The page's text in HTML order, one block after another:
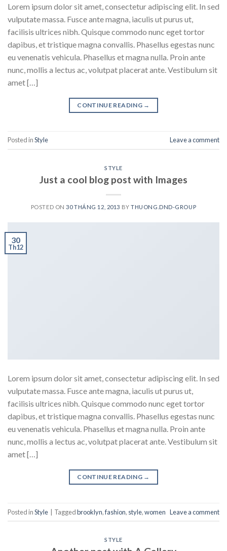
Lorem ipsum dolor sit amet, consectetur adipiscing elit. In sed
vulputate massa. Fusce ante magna, iaculis ut purus ut,
facilisis ultrices nibh. Quisque commodo nunc eget tortor
dapibus, et tristique magna convallis. Phasellus egestas nunc
eu venenatis vehicula. Phasellus et magna nulla. Proin ante
nunc, mollis a lectus ac, volutpat placerat ante. Vestibulum sit
amet […]
CONTINUE READING →
Posted inStyle Leave a comment
STYLE
Just a cool blog post with Images
POSTED ON30 THÁNG 12, 2013 BYTHUONG.DND-GROUP
30
Th12
Lorem ipsum dolor sit amet, consectetur adipiscing elit. In sed
vulputate massa. Fusce ante magna, iaculis ut purus ut,
facilisis ultrices nibh. Quisque commodo nunc eget tortor
dapibus, et tristique magna convallis. Phasellus egestas nunc
eu venenatis vehicula. Phasellus et magna nulla. Proin ante
nunc, mollis a lectus ac, volutpat placerat ante. Vestibulum sit
amet […]
CONTINUE READING →
Posted inStyle Taggedbrooklyn,fashion, style,women Leave a comment
STYLE